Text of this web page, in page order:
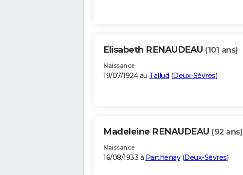
Elisabeth RENAUDEAU (101 ans)
Naissance
19/07/1924 au Tallud (Deux-Sèvres)
Madeleine RENAUDEAU (92 ans)
Naissance
16/08/1933 à Parthenay(Deux-Sèvres)